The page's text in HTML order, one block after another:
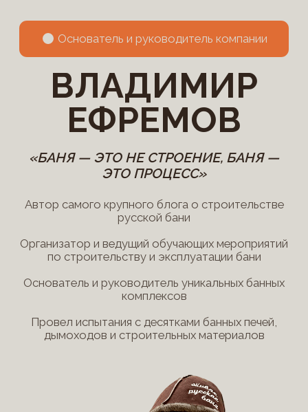
Основатель и руководитель уникальных банных
комплексов
Провел испытания с десятками банных печей,
Увеличили производственные
мощности
Клиентов рекомендуют
нас своим друзьям и